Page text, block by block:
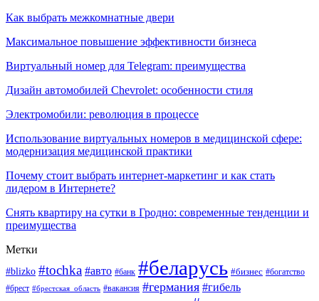
Как выбрать межкомнатные двери
Максимальное повышение эффективности бизнеса
Виртуальный номер для Telegram: преимущества
Дизайн автомобилей Chevrolet: особенности стиля
Электромобили: революция в процессе
Использование виртуальных номеров в медицинской сфере:
модернизация медицинской практики
Почему стоит выбрать интернет-маркетинг и как стать
лидером в Интернете?
Снять квартиру на сутки в Гродно: современные тенденции и
преимущества
Метки
#blizko #tochka #авто #банк #беларусь #бизнес #богатство
#брест #брестская_область #вакансия #германия #гибель